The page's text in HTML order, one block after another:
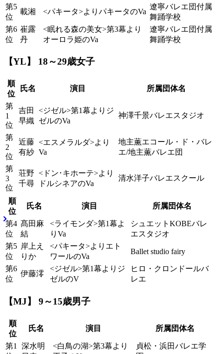
第5
位
載湘 <パキータ>よりパキータのVa
遼寧バレエ団付属
舞踊学校
第6
位
崔露
丹
<眠れる森の美女>第3幕より
オーロラ姫のVa
遼寧バレエ団付属
舞踊学校
【YL】 18～29歳女子
順
位
氏名 演目 所属団体名
第
1
位
吉田
早織
<ジゼル>第1幕よりジ
ゼルのVa
神澤千景バレエスタジオ
第
2
位
近藤
有紗
<エスメラルダ>より
Va
地主薫エコール・ド・バレ
エ/地主薫バレエ団
第
3
位
荘野
千尋
<ドン･キホーテ>より
ドルシネアのVa
清水洋子バレエスクール
順
位
氏名 演目 所属団体名
第4
位
髙田麻
結
<ライモンダ>第1幕よ
りVa
シュエットKOBEバレ
エスタジオ
第5
位
岸上え
りか
<パキータ>よりエト
ワールのVa
Ballet studio fairy
第6
位
伊藤澪
<ジゼル>第1幕よりジ
ゼルのV
ヒロ・クロンドールバ
レエ
【MJ】 9～15歳男子
順
位
氏名 演目 所属団体名
第1
深水明
<白鳥の湖>第3幕より
貞松・浜田バレエ学